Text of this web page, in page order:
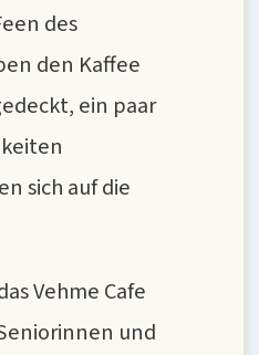
des
den Kaffee
ein paar
sich auf die
Vehme Cafe
und